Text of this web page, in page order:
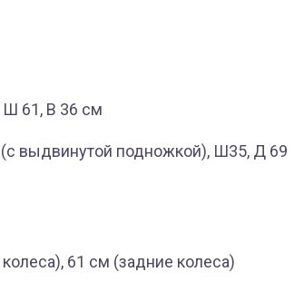
61, В 36 см
выдвинутой подножкой), Ш35, Д 69
61 см (задние колеса)